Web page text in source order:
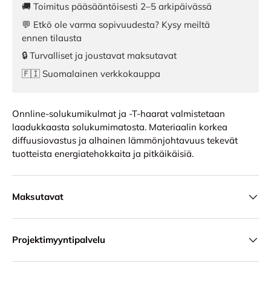
🚚 Toimitus pääsääntöisesti 2–5 arkipäivässä
💬 Etkö ole varma sopivuudesta? Kysy meiltä
ennen tilausta
🔒 Turvalliset ja joustavat maksutavat
🇫🇮 Suomalainen verkkokauppa
Onnline-solukumikulmat ja -T-haarat valmistetaan
laadukkaasta solukumimatosta. Materiaalin korkea
diffuusiovastus ja alhainen lämmönjohtavuus tekevät
tuotteista energiatehokkaita ja pitkäikäisiä.
Maksutavat
Projektimyyntipalvelu